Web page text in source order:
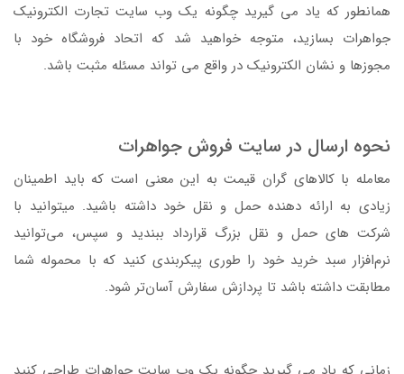
همانطور که یاد می گیرید چگونه یک وب سایت تجارت الکترونیک
جواهرات بسازید، متوجه خواهید شد که اتحاد فروشگاه خود با
مجوزها و نشان الکترونیک در واقع می تواند مسئله مثبت باشد.
نحوه ارسال در سایت فروش جواهرات
معامله با کالاهای گران قیمت به این معنی است که باید اطمینان
زیادی به ارائه دهنده حمل و نقل خود داشته باشید. میتوانید با
شرکت های حمل و نقل بزرگ قرارداد ببندید و سپس، می‌توانید
نرم‌افزار سبد خرید خود را طوری پیکربندی کنید که با محموله شما
مطابقت داشته باشد تا پردازش سفارش آسان‌تر شود.